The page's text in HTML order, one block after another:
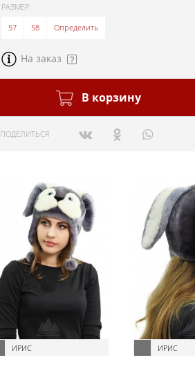
РАЗМЕР:
57
58 Определить
На заказ
В корзину
ПОДЕЛИТЬСЯ
ИРИС ИРИС